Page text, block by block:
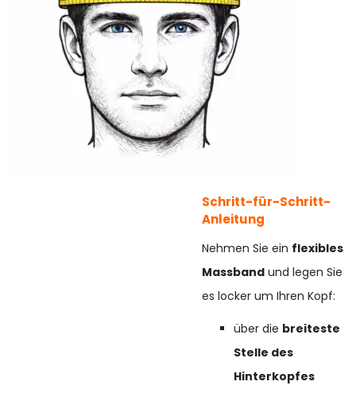
Schritt-für-Schritt-
Anleitung
Nehmen Sie ein flexibles
Massband und legen Sie
es locker um Ihren Kopf:
über die breiteste
Stelle des
Hinterkopfes